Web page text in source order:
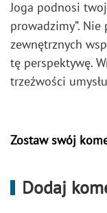
Joga podnosi
prowadzimy”.
zewnętrznych
tę perspektywę.
trzeźwości
Zostaw swój
Dodaj